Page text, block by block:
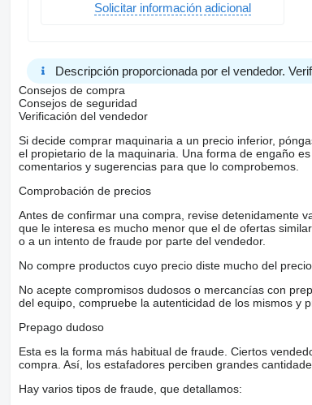
Solicitar información adicional
Descripción proporcionada por el vendedor.
Consejos de compra
Consejos de seguridad
Verificación del vendedor
Si decide comprar maquinaria a un precio inferior,
el propietario de la maquinaria. Una forma de engaño
comentarios y sugerencias para que lo comprobemos.
Comprobación de precios
Antes de confirmar una compra, revise detenidamente
que le interesa es mucho menor que el de ofertas
o a un intento de fraude por parte del vendedor.
No compre productos cuyo precio diste mucho del
No acepte compromisos dudosos o mercancías con
del equipo, compruebe la autenticidad de los mismos y
Prepago dudoso
Esta es la forma más habitual de fraude. Ciertos
compra. Así, los estafadores perciben grandes
Hay varios tipos de fraude, que detallamos: